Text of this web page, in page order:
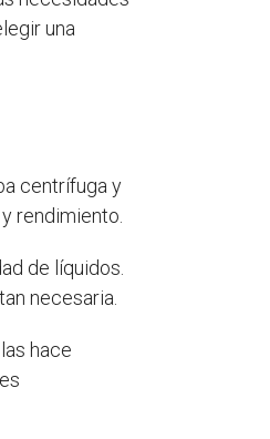
una
centrífuga y
rendimiento.
de líquidos.
necesaria.
hace